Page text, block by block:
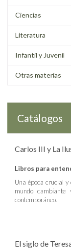
Ciencias
Literatura
Infantil y Juvenil
Otras materias
Catálogos
Carlos III y La
Libros para
Una época crucial
mundo
contemporáneo.
El siglo de